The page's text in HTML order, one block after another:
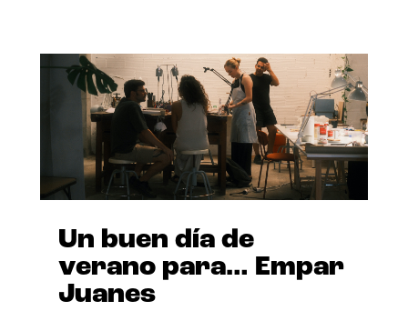
Un buen día de
verano para… Empar
Juanes